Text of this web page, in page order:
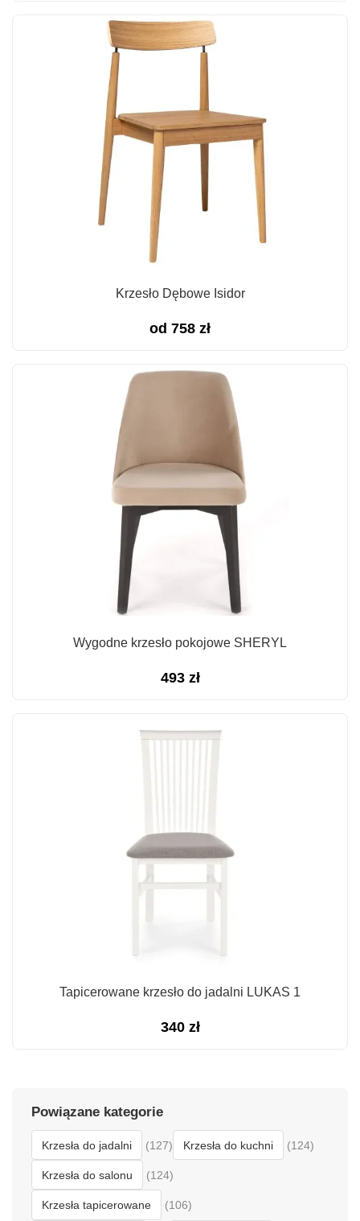
Krzesło Dębowe Isidor
od 758 zł
Wygodne krzesło pokojowe SHERYL
493 zł
Tapicerowane krzesło do jadalni LUKAS 1
340 zł
Powiązane kategorie
Krzesła do jadalni (127) Krzesła do kuchni (124)
Krzesła do salonu (124)
Krzesła tapicerowane (106)